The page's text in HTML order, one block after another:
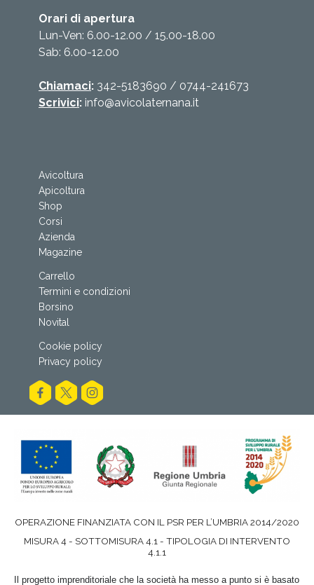
Orari di apertura
Lun-Ven: 6.00-12.00 / 15.00-18.00
Sab: 6.00-12.00
Chiamaci: 342-5183690 / 0744-241673
Scrivici: info@avicolaternana.it
Avicoltura
Apicoltura
Shop
Corsi
Azienda
Magazine
Carrello
Termini e condizioni
Borsino
Novital
Cookie policy
Privacy policy
OPERAZIONE FINANZIATA CON IL PSR PER L’UMBRIA 2014/2020
MISURA 4 - SOTTOMISURA 4.1 - TIPOLOGIA DI INTERVENTO
4.1.1
Il progetto imprenditoriale che la società ha messo a punto si è basato